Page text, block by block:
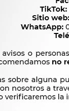
LADA FLEXIBLE
RURAL
-
$ 464
$385